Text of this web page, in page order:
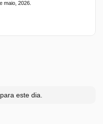
maio, 2026.
este dia.